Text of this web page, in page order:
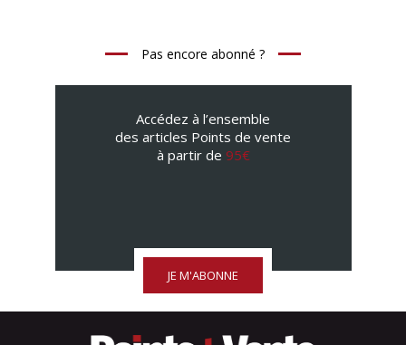
Pas encore abonné ?
Accédez à l’ensemble
des articles Points de vente
à partir de 95€
JE M'ABONNE